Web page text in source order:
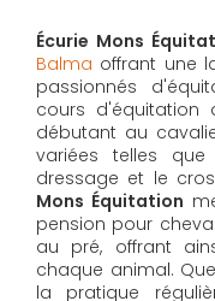
Écurie Mons
Balma offrant une
passionnés
cours d'équitation
débutant au
variées telles
dressage et le
Mons Équitation
pension pour
au pré, offrant
chaque animal.
la pratique